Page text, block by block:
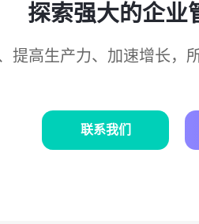
探索强大的企业
提高生产力、加速增长，
联系我们